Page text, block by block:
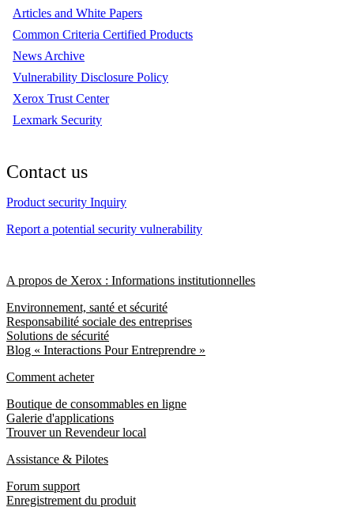
Articles and White Papers
Common Criteria Certified Products
News Archive
Vulnerability Disclosure Policy
Xerox Trust Center
Lexmark Security
Contact us
Product security Inquiry
Report a potential security vulnerability
A propos de Xerox : Informations institutionnelles
Environnement, santé et sécurité
Responsabilité sociale des entreprises
Solutions de sécurité
Blog « Interactions Pour Entreprendre »
Comment acheter
Boutique de consommables en ligne
Galerie d'applications
Trouver un Revendeur local
Assistance & Pilotes
Forum support
Enregistrement du produit